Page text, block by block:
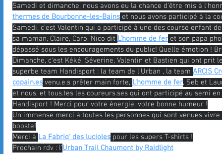
Samedi et dimanche, nous avons eu la chance d'être mis à
thermes de Bourbonne-les-Bains et nous avons participé à la
Samedi, c'est Valentin qui a participé à une des course enfant
sa maman, Claire, Caro, Nico dit L'homme de fer et son papa
dépassé sous les encouragements du public! Quelle émotion !
Dimanche, c'est Kéké, Séverine, Valentin et Bastien qui ont prit
superbe team Handisport : la team de l'Urban , la team ARCIS
copain.es venu.e.s prêter main forte, L'homme de fer, Seb et
et nous, et tous.tes les coureurs.ses qui ont participé au semi
Handisport ! Merci pour votre énergie, votre bonne humeur !
Un immense merci à toutes les personnes qui sont venues
booste!
Merci à La Fabriq' des lucioles pour les supers T-shirts !
Prochain rdv : l'Urban Trail Chaumont by Raidlight